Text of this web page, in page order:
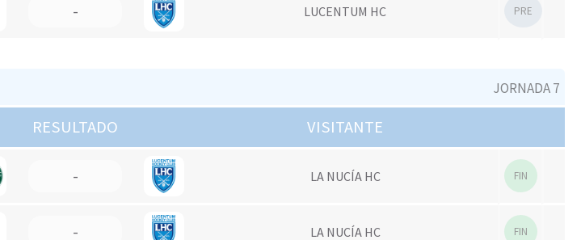
- LUCENTUM HC PRE
JORNADA 7
RESULTADO VISITANTE
- LA NUCÍA HC FIN
- LA NUCÍA HC FIN